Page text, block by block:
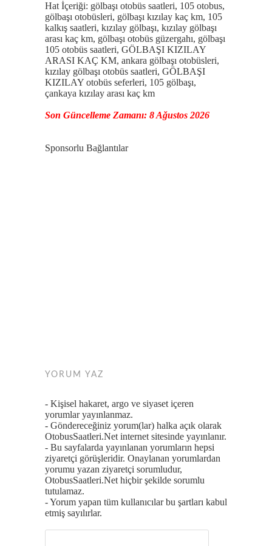
Hat İçeriği: gölbaşı otobüs saatleri, 105 otobus,
gölbaşı otobüsleri, gölbaşı kızılay kaç km, 105
kalkış saatleri, kızılay gölbaşı, kızılay gölbaşı
arası kaç km, gölbaşı otobüs güzergahı, gölbaşı
105 otobüs saatleri, GÖLBAŞI KIZILAY
ARASI KAÇ KM, ankara gölbaşı otobüsleri,
kızılay gölbaşı otobüs saatleri, GÖLBAŞI
KIZILAY otobüs seferleri, 105 gölbaşı,
çankaya kızılay arası kaç km
Son Güncelleme Zamanı: 8 Ağustos 2026
Sponsorlu Bağlantılar
YORUM YAZ
- Kişisel hakaret, argo ve siyaset içeren
yorumlar yayınlanmaz.
- Göndereceğiniz yorum(lar) halka açık olarak
OtobusSaatleri.Net internet sitesinde yayınlanır.
- Bu sayfalarda yayınlanan yorumların hepsi
ziyaretçi görüşleridir. Onaylanan yorumlardan
yorumu yazan ziyaretçi sorumludur,
OtobusSaatleri.Net hiçbir şekilde sorumlu
tutulamaz.
- Yorum yapan tüm kullanıcılar bu şartları kabul
etmiş sayılırlar.